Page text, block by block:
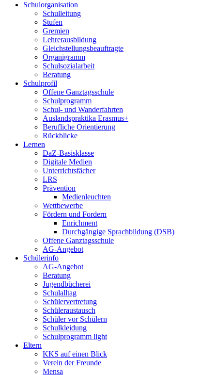
Schulorganisation
Schulleitung
Stufen
Gremien
Lehrerausbildung
Gleichstellungsbeauftragte
Organigramm
Schulsozialarbeit
Beratung
Schulprofil
Offene Ganztagsschule
Schulprogramm
Schul- und Wanderfahrten
Auslandspraktika Erasmus+
Berufliche Orientierung
Rückblicke
Lernen
DaZ-Basisklasse
Digitale Medien
Unterrichtsfächer
LRS
Prävention
Medienleuchten
Wettbewerbe
Fördern und Fordern
Enrichment
Durchgängige Sprachbildung (DSB)
Offene Ganztagsschule
AG-Angebot
Schülerinfo
AG-Angebot
Beratung
Jugendbücherei
Schulalltag
Schülervertretung
Schüleraustausch
Schüler vor Schülern
Schulkleidung
Schulprogramm light
Eltern
KKS auf einen Blick
Verein der Freunde
Mensa